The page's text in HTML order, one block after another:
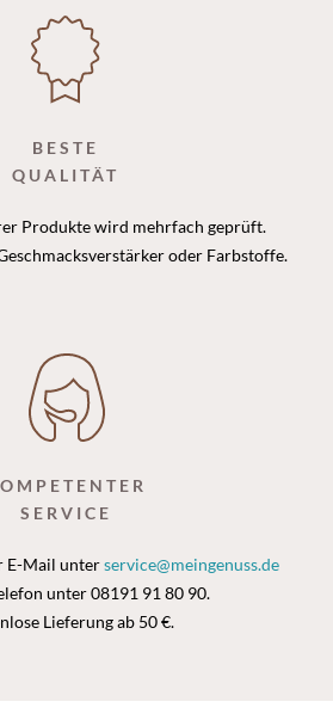
BESTE
QUALITÄT
Produkte wird mehrfach geprüft.
oder Farbstoffe.
SERVICE
E-Mail unterservice@meingenuss.de
unter 08191 91 80 90.
Lieferung ab 50 €.